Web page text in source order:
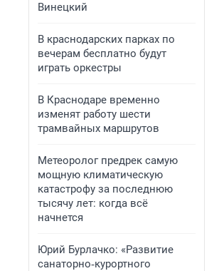
Винецкий
В краснодарских парках по
вечерам бесплатно будут
играть оркестры
В Краснодаре временно
изменят работу шести
трамвайных маршрутов
Метеоролог предрек самую
мощную климатическую
катастрофу за последнюю
тысячу лет: когда всё
начнется
Юрий Бурлачко: «Развитие
санаторно‑курортного